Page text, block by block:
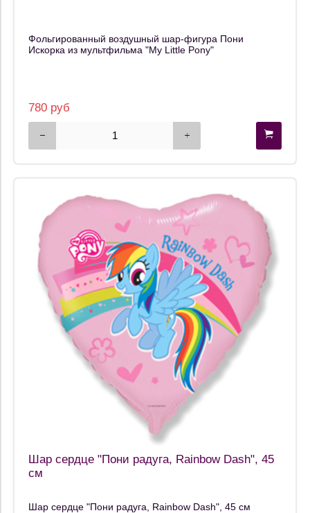
Фольгированный воздушный шар-фигура Пони
Искорка из мультфильма "My Little Pony"
780 руб
Шар сердце "Пони радуга, Rainbow Dash", 45
см
Шар сердце "Пони радуга, Rainbow Dash", 45 см